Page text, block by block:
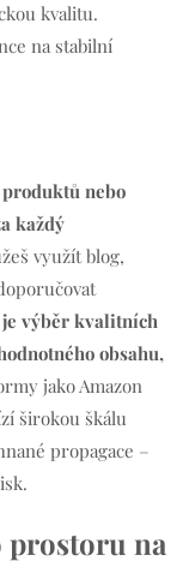
kvalitu.
na stabilní
nebo
každý
využít blog,
výběr kvalitních
obsahu,
jako Amazon
širokou škálu
propagace –
prostoru na